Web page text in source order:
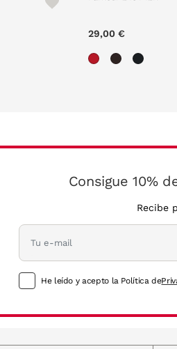
Consigue 10%
Recibe
He leído y acepto la Política de